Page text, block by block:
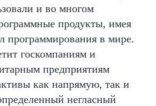
и во многом
продукты, имея
программирования в мире.
госкомпаниям и
предприятиям
как напрямую, так и
негласный